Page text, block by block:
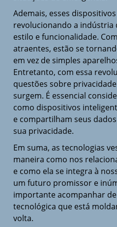
Ademais, esses
revolucionando a indústria
estilo e funcionalidade.
atraentes, estão se
em vez de simples
Entretanto, com essa
questões sobre
surgem. É essencial
como dispositivos
e compartilham seus
sua privacidade.
Em suma, as tecnologias
maneira como nos
e como ela se integra à
um futuro promissor e
importante acompanhar
tecnológica que está
volta.